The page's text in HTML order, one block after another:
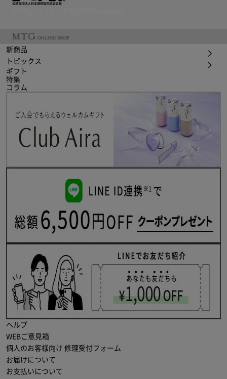
新商品
トピックス
ギフト
特集
コラム
ヘルプ
WEBご意見箱
個人のお客様向け 修理受付フォーム
お届けについて
お支払いについて